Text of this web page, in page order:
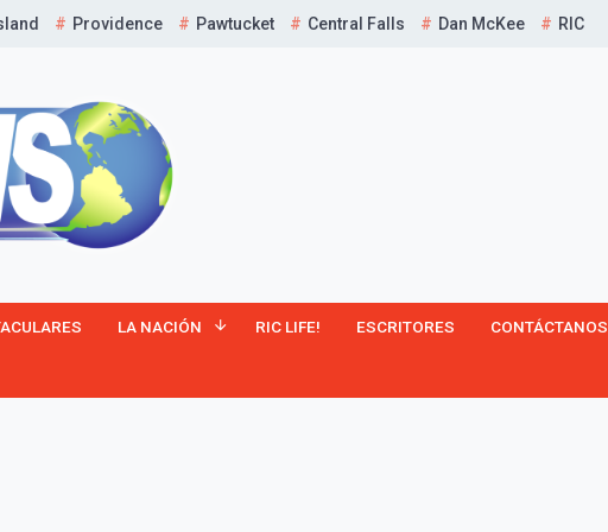
Providence Pawtucket Central Falls Dan McKee RIC
LA NACIÓN RIC LIFE! ESCRITORES CONTÁCTANOS
¡Suscríbete y Vive la
Experiencia!